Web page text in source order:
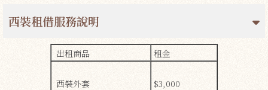
西裝租借服務說明
出租商品 租金
西裝外套 $3,000